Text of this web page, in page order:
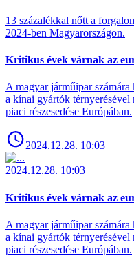
13 százalékkal nőtt a
2024-ben Magyarországon.
Kritikus évek várnak az
A magyar járműipar
a kínai gyártók
piaci részesedése Európában.
2024.12.28. 10:03
2024.12.28. 10:03
Kritikus évek várnak az
A magyar járműipar
a kínai gyártók
piaci részesedése Európában.